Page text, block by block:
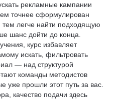
рекламные кампании
точнее сформулирован
тем легче найти подходящую
шанс дойти до конца.
курс избавляет
искать, фильтровать
— над структурой
команды методистов
уже прошли этот путь за вас.
качество подачи здесь